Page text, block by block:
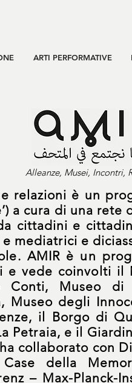
ARTI PERFORMATIVE
Alleanze, Musei, Incontri,
relazioni è un
a cura di una
cittadini e
mediatrici e
AMIR è un
e vede coinvolti il
Conti, Museo di
Museo degli
il Borgo di
Petraia, e il
collaborato con
della
– Max-Planck-